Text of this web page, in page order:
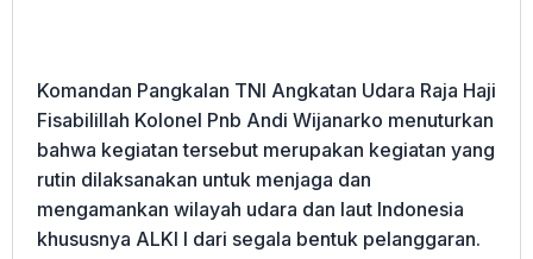
Komandan Pangkalan TNI Angkatan Udara Raja Haji
Fisabilillah Kolonel Pnb Andi Wijanarko menuturkan
bahwa kegiatan tersebut merupakan kegiatan yang
rutin dilaksanakan untuk menjaga dan
mengamankan wilayah udara dan laut Indonesia
khususnya ALKI I dari segala bentuk pelanggaran.